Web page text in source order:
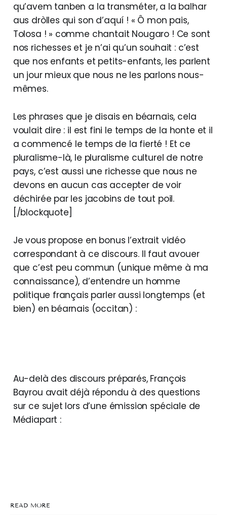
qu’avem tanben a la transméter, a la balhar
aus dròlles qui son d’aquí ! « Ô mon pais,
Tolosa ! » comme chantait Nougaro ! Ce sont
nos richesses et je n’ai qu’un souhait : c’est
que nos enfants et petits-enfants, les parlent
un jour mieux que nous ne les parlons nous-
mêmes.
Les phrases que je disais en béarnais, cela
voulait dire : il est fini le temps de la honte et il
a commencé le temps de la fierté ! Et ce
pluralisme-là, le pluralisme culturel de notre
pays, c’est aussi une richesse que nous ne
devons en aucun cas accepter de voir
déchirée par les jacobins de tout poil.
[/blockquote]
Je vous propose en bonus l’extrait vidéo
correspondant à ce discours. Il faut avouer
que c’est peu commun (unique même à ma
connaissance), d’entendre un homme
politique français parler aussi longtemps (et
bien) en béarnais (occitan) :
Au-delà des discours préparés, François
Bayrou avait déjà répondu à des questions
sur ce sujet lors d’une émission spéciale de
Médiapart :
READ MORE